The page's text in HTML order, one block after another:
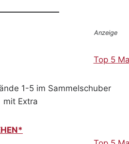
Anzeige
1-5 im Sammelschuber
mit Extra